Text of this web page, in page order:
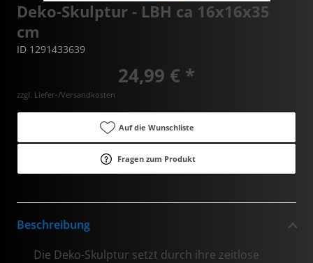
Deko-Skulptur - LBH ca 16x16x35
cm
ID 1291433639
24,99 € *
zzgl. Liefer-/Versandkosten
Auf die Wunschliste
Fragen zum Produkt
Beschreibung
Die Deko-Skulptur setzt durch ihre zeitlose